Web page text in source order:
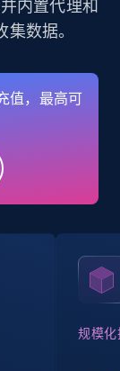
Is
使用
内置代理和
数据。
值，最高可
规模化